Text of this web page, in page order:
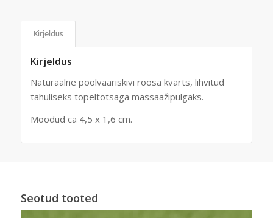
Kirjeldus
Kirjeldus
Naturaalne poolvääriskivi roosa kvarts, lihvitud
tahuliseks topeltotsaga massaažipulgaks.
Mõõdud ca 4,5 x 1,6 cm.
Seotud tooted